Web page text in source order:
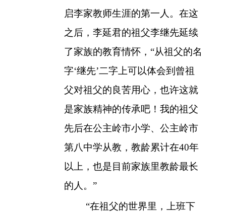
启李家教师生涯的第一人。在这
之后，李延君的祖父李继先延续
了家族的教育情怀，“从祖父的名
字‘继先’二字上可以体会到曾祖
父对祖父的良苦用心，也许这就
是家族精神的传承吧！我的祖父
先后在公主岭市小学、公主岭市
第八中学从教，教龄累计在40年
以上，也是目前家族里教龄最长
的人。”
“在祖父的世界里，上班下